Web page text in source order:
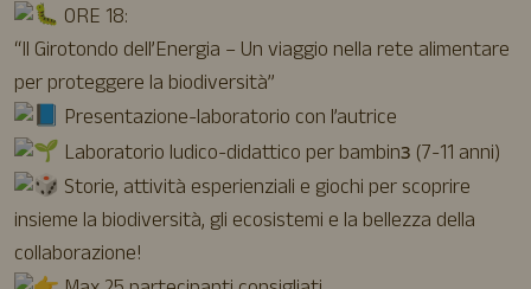
ORE 18:
“Il Girotondo dell’Energia – Un viaggio nella rete alimentare
per proteggere la biodiversità”
Presentazione-laboratorio con l’autrice
Laboratorio ludico-didattico per bambinз (7-11 anni)
Storie, attività esperienziali e giochi per scoprire
insieme la biodiversità, gli ecosistemi e la bellezza della
collaborazione!